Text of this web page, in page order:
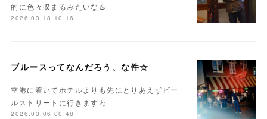
的に色々収まるみたいな♨️
2026.03.18 10:16
ブルースってなんだろう、な件☆
空港に着いてホテルよりも先にとりあえずビー
ルストリートに行きますわ
2026.03.06 00:48